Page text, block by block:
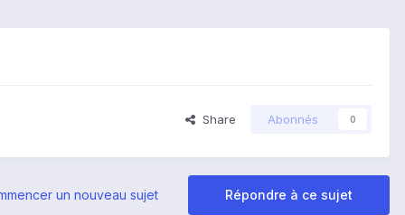
Share Abonnés 0
Répondre à ce sujet
un nouveau sujet